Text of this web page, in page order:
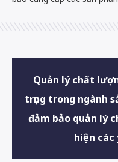
Quản lý chất
trọng trong ngành
đảm bảo quản lý
hiện các